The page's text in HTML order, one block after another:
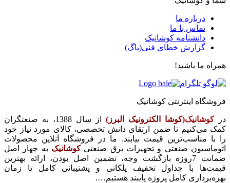
درباره ما
تماس با ما
دانشنامه کوشانیک
گزارش خطای فنی(باگ)
همراه ما باشید!
فروشگاه اینترنتی کوشانیک
در کوشانیک(کوشا الکترونیک البرز)
از سال 1388، به صنعتگران
کمک می‌کنیم تا ضمن ارتقای دانش تخصصی، کالای مورد نیاز خود
را با مناسب‌ترین قیمت بیابند. ما در فروشگاه آنلاین محصولات
اتوماسیون صنعتی و تجهیزات برق صنعتی کوشانیک به چهار اصل
ضمانت 7روزه بازگشت وجه، تضمین اصل بودن، ارائه بهترین
قیمت‌ها با جداول تخفیف پلکانی و پشتیبانی کامل تا زمان
بهره‌برداری کامل پروژه پایبند هستیم….